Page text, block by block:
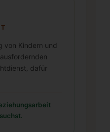
von Kindern und
dafür